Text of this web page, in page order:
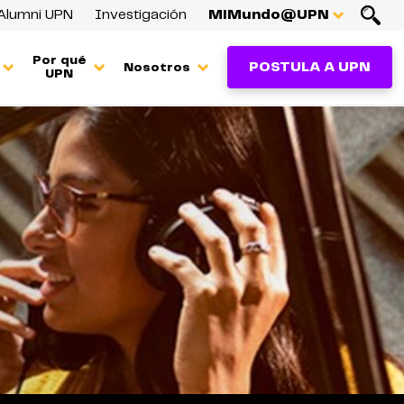
UPN Investigación MiMundo@UPN
Por qué
UPN
Nosotros POSTULA A UPN